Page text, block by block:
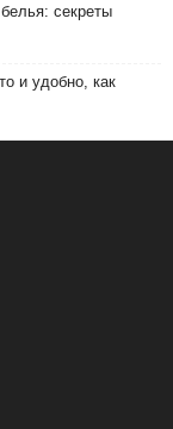
секреты
и удобно, как